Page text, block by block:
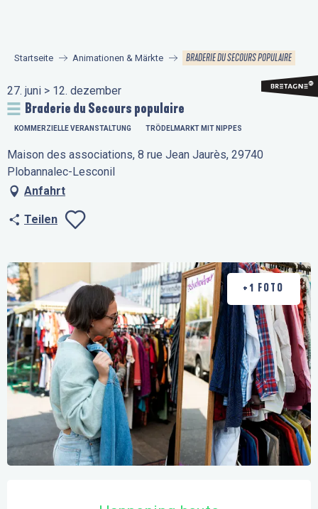
principal
Startseite Animationen & Märkte BRADERIE DU SECOURS POPULAIRE
27. juni > 12. dezember
Braderie du Secours populaire
KOMMERZIELLE VERANSTALTUNG TRÖDELMARKT MIT NIPPES
Maison des associations, 8 rue Jean Jaurès, 29740
Plobannalec-Lesconil
Anfahrt
Teilen
+1 FOTO